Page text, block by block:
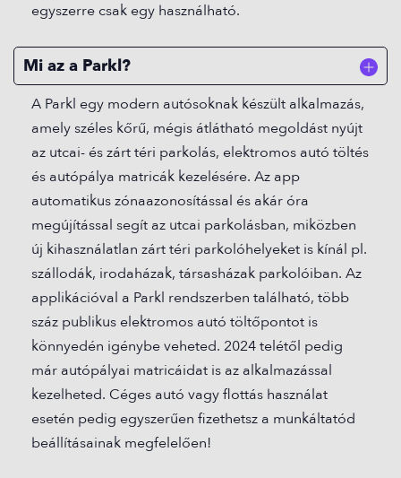
egyszerre csak egy használható.
Mi az a Parkl?
A Parkl egy modern autósoknak készült alkalmazás,
amely széles kőrű, mégis átlátható megoldást nyújt
az utcai- és zárt téri parkolás, elektromos autó töltés
és autópálya matricák kezelésére. Az app
automatikus zónaazonosítással és akár óra
megújítással segít az utcai parkolásban, miközben
új kihasználatlan zárt téri parkolóhelyeket is kínál pl.
szállodák, irodaházak, társasházak parkolóiban. Az
applikációval a Parkl rendszerben található, több
száz publikus elektromos autó töltőpontot is
könnyedén igénybe veheted. 2024 telétől pedig
már autópályai matricáidat is az alkalmazással
kezelheted. Céges autó vagy flottás használat
esetén pedig egyszerűen fizethetsz a munkáltatód
beállításainak megfelelően!